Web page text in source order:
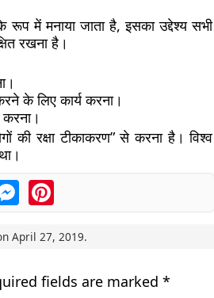
रूप में मनाया जाता है, इसका उद्देश्य सभी
रखना है।
के लिए कार्य करना।
की रक्षा टीकाकरण” से करना है। विश्व
MessengerPinterest
April 27, 2019.
fields are marked *